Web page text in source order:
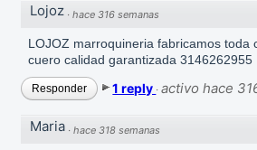
Lojoz ·hace 316 semanas
LOJOZ marroquineria fabricamos toda
cuero calidad garantizada 3146262955
Responder 1 reply ·activo hace
Maria ·hace 318 semanas